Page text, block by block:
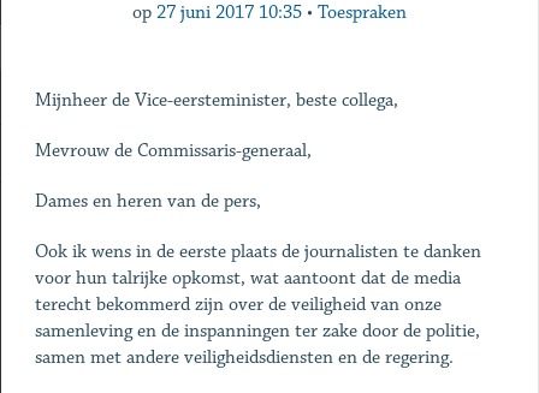
op 27 juni 2017 10:35 • Toespraken
Mijnheer de Vice-eersteminister, beste collega,
Mevrouw de Commissaris-generaal,
Dames en heren van de pers,
Ook ik wens in de eerste plaats de journalisten te danken
voor hun talrijke opkomst, wat aantoont dat de media
terecht bekommerd zijn over de veiligheid van onze
samenleving en de inspanningen ter zake door de politie,
samen met andere veiligheidsdiensten en de regering.